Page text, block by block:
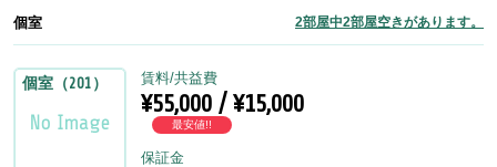
個室 2部屋中2部屋空きがあります。
個室（201） 賃料/共益費
¥55,000 / ¥15,000
最安値!!
保証金